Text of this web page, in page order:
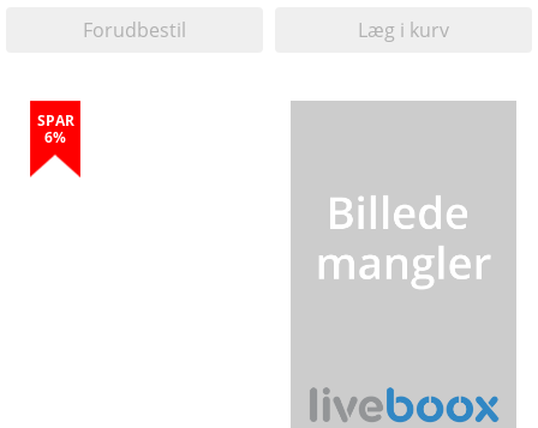
Forudbestil Læg i kurv
SPAR
6%